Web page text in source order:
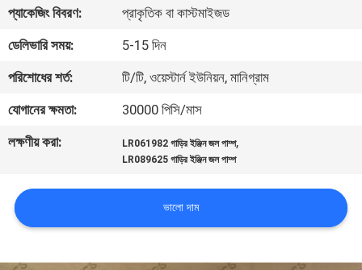
মান
নিয়ন্ত্রণ
সাথে
যোগাযোগ
খবর
প্যাকেজিং বিবরণ:
প্রাকৃতিক বা কাস্টমাইজড
ডেলিভারি সময়:
5-15 দিন
পরিশোধের শর্ত:
টি/টি, ওয়েস্টার্ন ইউনিয়ন, মানিগ্রাম
যোগানের ক্ষমতা:
30000 পিসি/মাস
লক্ষণীয় করা:
LR061982 গাড়ির ইঞ্জিন জল পাম্প,
LR089625 গাড়ির ইঞ্জিন জল পাম্প
ভালো দাম